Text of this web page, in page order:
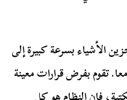
الأشياء بسرعة كبيرة إلى
تقوم بفرض قرارات معينة